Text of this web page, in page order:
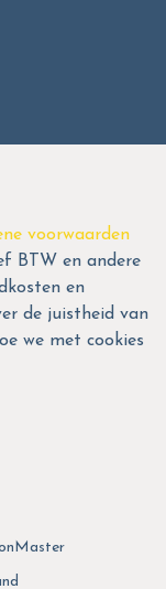
voorwaarden
BTW en andere
en
de juistheid van
we met cookies